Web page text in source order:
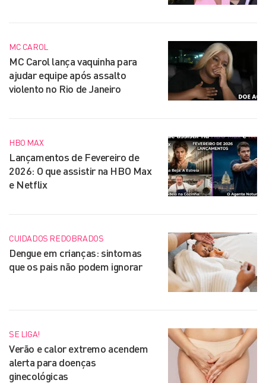
MC CAROL
MC Carol lança vaquinha para
ajudar equipe após assalto
violento no Rio de Janeiro
HBO MAX
Lançamentos de Fevereiro de
2026: O que assistir na HBO Max
e Netflix
CUIDADOS REDOBRADOS
Dengue em crianças: sintomas
que os pais não podem ignorar
SE LIGA!
Verão e calor extremo acendem
alerta para doenças
ginecológicas